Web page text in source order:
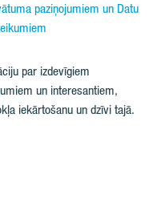
paziņojumiem un Datu
par izdevīgiem
un interesantiem,
iekārtošanu un dzīvi tajā.